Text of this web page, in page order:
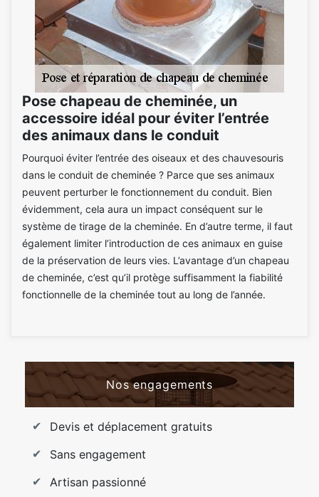
Pose chapeau de cheminée, un
accessoire idéal pour éviter l’entrée
des animaux dans le conduit
Pourquoi éviter l’entrée des oiseaux et des chauvesouris
dans le conduit de cheminée ? Parce que ses animaux
peuvent perturber le fonctionnement du conduit. Bien
évidemment, cela aura un impact conséquent sur le
système de tirage de la cheminée. En d’autre terme, il faut
également limiter l’introduction de ces animaux en guise
de la préservation de leurs vies. L’avantage d’un chapeau
de cheminée, c’est qu’il protège suffisamment la fiabilité
fonctionnelle de la cheminée tout au long de l’année.
Nos engagements
Devis et déplacement gratuits
Sans engagement
Artisan passionné